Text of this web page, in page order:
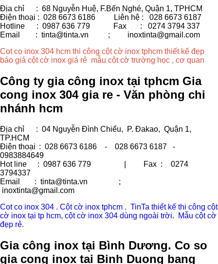
Địa chỉ : 68 Nguyễn Huệ, F.Bến Nghé, Quận 1, TPHCM
Điện thoại : 028 6673 6186
Liên hệ : 028 6673 6187
Hotline : 0987 636 779 Fax
: 0274 3794 337
Email : tinta@tinta.vn ;
inoxtinta@gmail.com
Cot co inox 304 hcm thi công cột cờ inox tphcm thiết kế đẹp
báo giá cột cờ inox giá rẻ mẫu cột cờ trường học , cơ quan
Công ty gia công inox tại tphcm Gia
cong inox 304 gia re - Văn phòng chi
nhánh hcm
Địa chỉ
: 04 Nguyễn Đình Chiểu, P. Đakao, Quận 1,
TP.HCM
Điện thoại : 028 6673 6186 - 028 6673 6187 -
0983884649
Hot line
: 0987 636 779 | Fax :
0274
3794337
Email
: tinta@tinta.vn ;
inoxtinta@gmail.com
Cot co inox 304 . Cột cờ inox tphcm . TinTa thiết kế thi công cột
cờ inox tại tp hcm, cột cờ inox 304 dùng ngoài trời. Mẫu cột cờ
đẹp rẻ.
Gia công inox tại Bình Dương. Co so
gia cong inox tai Binh Duong bang